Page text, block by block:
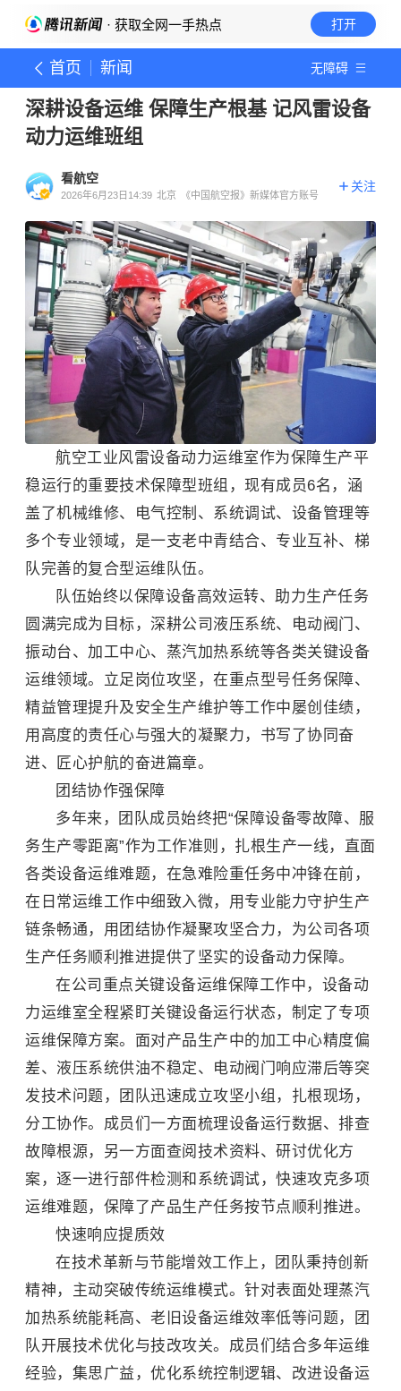
· 获取全网一手热点 打开
首页 新闻 无障碍
深耕设备运维 保障生产根基 记风雷设备
动力运维班组
看航空
2026年6月23日14:39 北京 《中国航空报》新媒体官方账号
关注
航空工业风雷设备动力运维室作为保障生产平
稳运行的重要技术保障型班组，现有成员6名，涵
盖了机械维修、电气控制、系统调试、设备管理等
多个专业领域，是一支老中青结合、专业互补、梯
队完善的复合型运维队伍。
队伍始终以保障设备高效运转、助力生产任务
圆满完成为目标，深耕公司液压系统、电动阀门、
振动台、加工中心、蒸汽加热系统等各类关键设备
运维领域。立足岗位攻坚，在重点型号任务保障、
精益管理提升及安全生产维护等工作中屡创佳绩，
用高度的责任心与强大的凝聚力，书写了协同奋
进、匠心护航的奋进篇章。
团结协作强保障
多年来，团队成员始终把“保障设备零故障、服
务生产零距离”作为工作准则，扎根生产一线，直面
各类设备运维难题，在急难险重任务中冲锋在前，
在日常运维工作中细致入微，用专业能力守护生产
链条畅通，用团结协作凝聚攻坚合力，为公司各项
生产任务顺利推进提供了坚实的设备动力保障。
在公司重点关键设备运维保障工作中，设备动
力运维室全程紧盯关键设备运行状态，制定了专项
运维保障方案。面对产品生产中的加工中心精度偏
差、液压系统供油不稳定、电动阀门响应滞后等突
发技术问题，团队迅速成立攻坚小组，扎根现场，
分工协作。成员们一方面梳理设备运行数据、排查
故障根源，另一方面查阅技术资料、研讨优化方
案，逐一进行部件检测和系统调试，快速攻克多项
运维难题，保障了产品生产任务按节点顺利推进。
快速响应提质效
在技术革新与节能增效工作上，团队秉持创新
精神，主动突破传统运维模式。针对表面处理蒸汽
加热系统能耗高、老旧设备运维效率低等问题，团
队开展技术优化与技改攻关。成员们结合多年运维
经验，集思广益，优化系统控制逻辑、改进设备运